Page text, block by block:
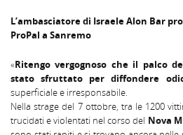
L’ambasciatore di Israele Alon Bar
ProPal a Sanremo
«Ritengo vergognoso che il palco
stato sfruttato per diffondere
superficiale e irresponsabile.
Nella strage del 7 ottobre, tra le 1200
trucidati e violentati nel corso del Nova